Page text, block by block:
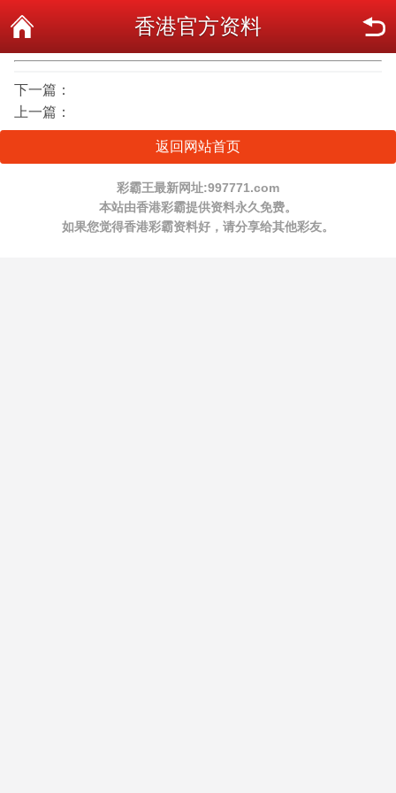
香港官方资料
下一篇：
上一篇：
返回网站首页
彩霸王最新网址:997771.com
本站由香港彩霸提供资料永久免费。
如果您觉得香港彩霸资料好，请分享给其他彩友。